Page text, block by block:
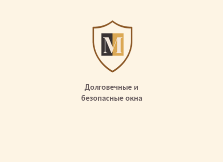
Долговечные и
безопасные окна